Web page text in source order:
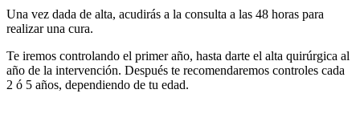
Una vez dada de alta, acudirás a la consulta a las 48 horas para
realizar una cura.
Te iremos controlando el primer año, hasta darte el alta quirúrgica al
año de la intervención. Después te recomendaremos controles cada
2 ó 5 años, dependiendo de tu edad.